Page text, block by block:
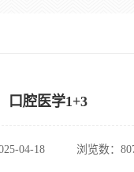
口腔医学1+3
04-18 浏览数：